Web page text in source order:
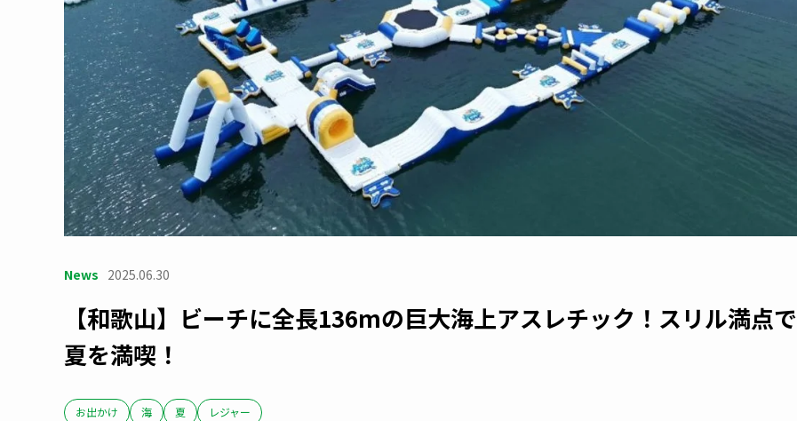
News 2025.06.30
【和歌山】ビーチに全長136mの巨大海上アスレチック！スリル満点で
夏を満喫！
お出かけ 海 夏 レジャー